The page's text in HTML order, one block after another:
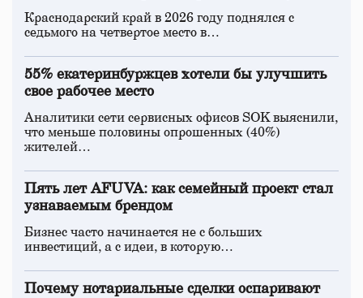
Краснодарский край в 2026 году поднялся с
седьмого на четвертое место в…
55% екатеринбуржцев хотели бы улучшить
свое рабочее место
Аналитики сети сервисных офисов SOK выяснили,
что меньше половины опрошенных (40%)
жителей…
Пять лет AFUVA: как семейный проект стал
узнаваемым брендом
Бизнес часто начинается не с больших
инвестиций, а с идеи, в которую…
Почему нотариальные сделки оспаривают